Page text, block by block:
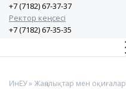
+7 (7182) 67-37-37
Ректор кеңсесі
+7 (7182) 67-35-35
ИнЕУ»Жаңалықтар мен оқиғалар